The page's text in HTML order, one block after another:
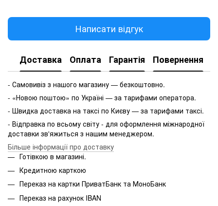
Написати відгук
Доставка Оплата Гарантія Повернення
- Самовивіз з нашого магазину — безкоштовно.
- «Новою поштою» по Україні — за тарифами оператора.
- Швидка доставка на таксі по Києву — за тарифами таксі.
- Відправка по всьому світу - для оформлення міжнародної
доставки зв'яжиться з нашим менеджером.
Більше інформації про доставку
Готівкою в магазині.
Кредитною карткою
Переказ на картки ПриватБанк та МоноБанк
Переказ на рахунок IBAN